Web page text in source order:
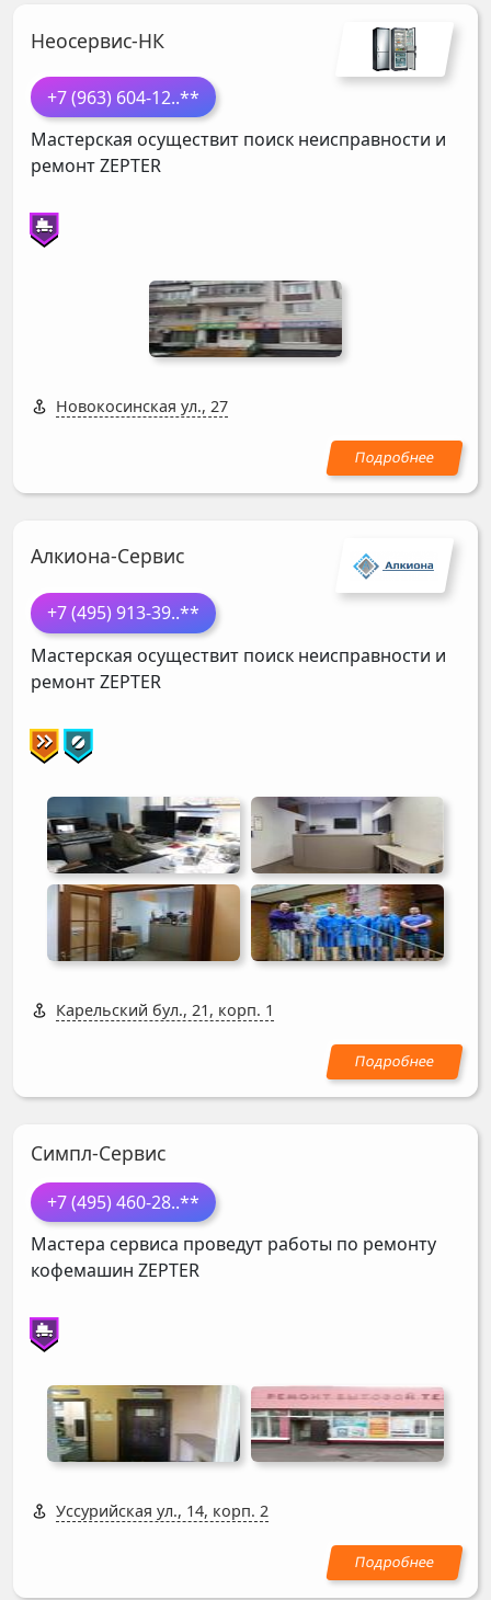
Неосервис-НК
+7 (963) 604-12..**
Мастерская осуществит поиск неисправности и
ремонтZEPTER
Новокосинская ул., 27
Алкиона-Сервис
+7 (495) 913-39..**
Мастерская осуществит поиск неисправности и
ремонтZEPTER
Карельский бул., 21, корп. 1
Симпл-Сервис
+7 (495) 460-28..**
Мастера сервиса проведут работы по ремонту
кофемашин ZEPTER
Уссурийская ул., 14, корп. 2